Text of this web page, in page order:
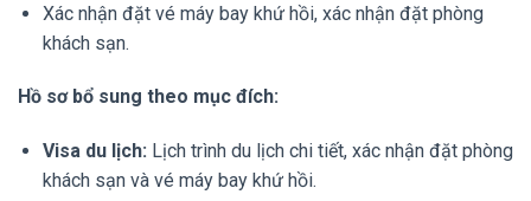
Xác nhận đặt vé máy bay khứ hồi, xác nhận đặt phòng
khách sạn.
Hồ sơ bổ sung theo mục đích:
Visa du lịch: Lịch trình du lịch chi tiết, xác nhận đặt phòng
khách sạn và vé máy bay khứ hồi.